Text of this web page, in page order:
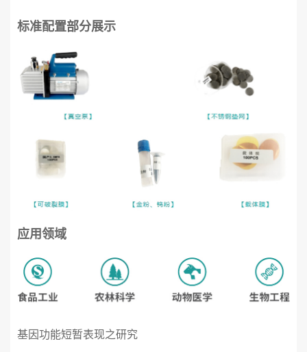
标准配置部分展示
应用领域
基因功能短暂表现之研究